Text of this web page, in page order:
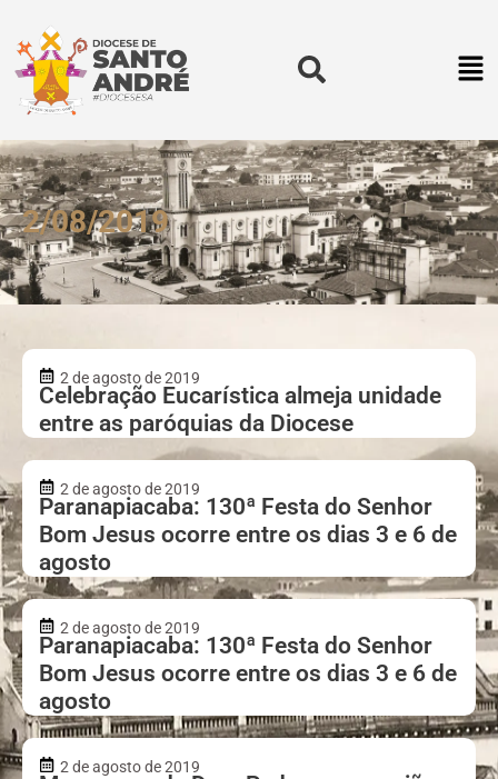
2/08/2019
2 de agosto de 2019
Celebração Eucarística almeja unidade
entre as paróquias da Diocese
2 de agosto de 2019
Paranapiacaba: 130ª Festa do Senhor
Bom Jesus ocorre entre os dias 3 e 6 de
agosto
2 de agosto de 2019
Paranapiacaba: 130ª Festa do Senhor
Bom Jesus ocorre entre os dias 3 e 6 de
agosto
2 de agosto de 2019